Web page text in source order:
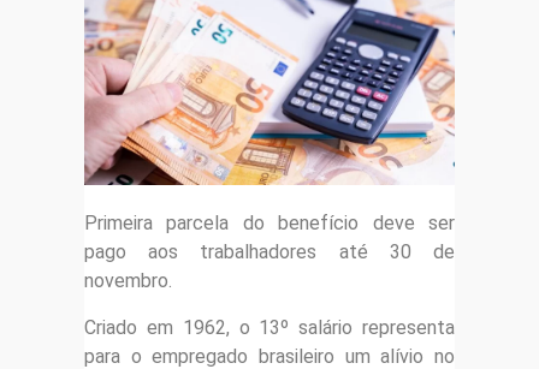
Primeira parcela do benefício deve ser
pago aos trabalhadores até 30 de
novembro.
Criado em 1962, o 13º salário representa
para o empregado brasileiro um alívio no